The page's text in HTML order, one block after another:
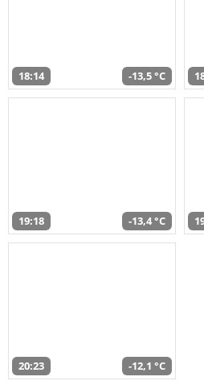
18:14 -13,5 °C
19:18 -13,4 °C
20:23 -12,1 °C